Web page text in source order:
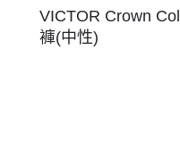
VICTOR Crown
褲(中性)